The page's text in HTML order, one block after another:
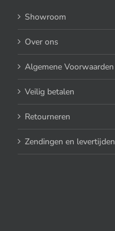
Showroom
Over ons
Algemene Voorwaarden
Veilig betalen
Retourneren
Zendingen en levertijden